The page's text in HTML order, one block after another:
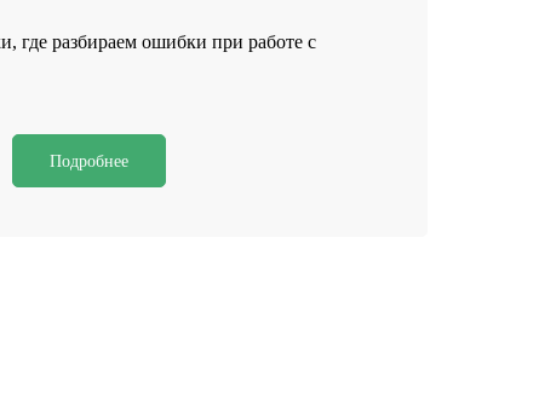
где разбираем ошибки при работе с
Подробнее